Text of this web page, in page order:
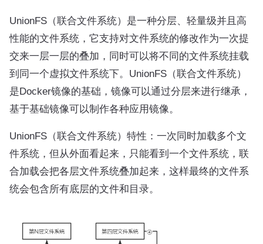
UnionFS（联合文件系统）是一种分层、轻量级并且高
性能的文件系统，它支持对文件系统的修改作为一次提
交来一层一层的叠加，同时可以将不同的文件系统挂载
到同一个虚拟文件系统下。UnionFS（联合文件系统）
是Docker镜像的基础，镜像可以通过分层来进行继承，
基于基础镜像可以制作各种应用镜像。
UnionFS（联合文件系统）特性：一次同时加载多个文
件系统，但从外面看起来，只能看到一个文件系统，联
合加载会把各层文件系统叠加起来，这样最终的文件系
统会包含所有底层的文件和目录。